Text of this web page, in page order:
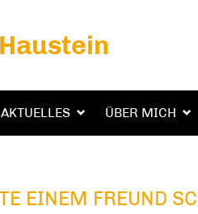
AKTUELLES ÜBER MICH
FREUND
EINEM FREUND